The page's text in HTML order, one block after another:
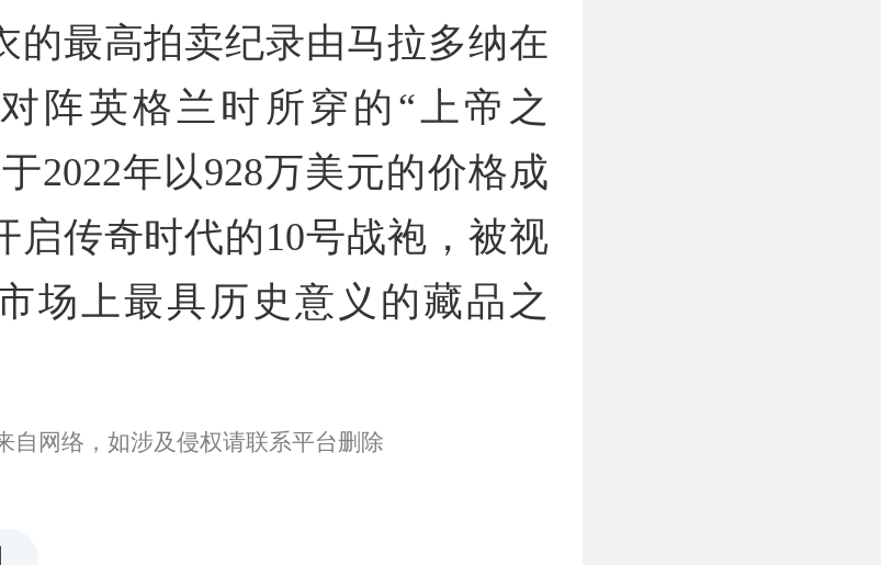
的最高拍卖纪录由马拉多纳在
阵英格兰时所穿的“上帝之
2022年以928万美元的价格成
启传奇时代的10号战袍，被视
场上最具历史意义的藏品之
自网络，如涉及侵权请联系平台删除